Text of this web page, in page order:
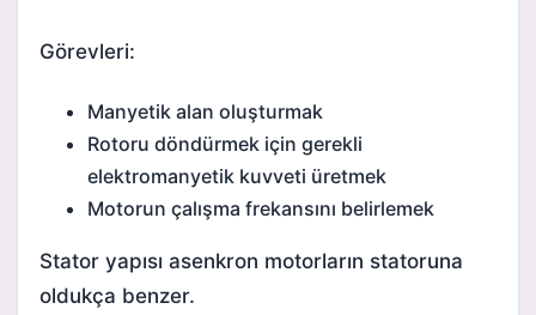
Görevleri:
Manyetik alan oluşturmak
Rotoru döndürmek için gerekli
elektromanyetik kuvveti üretmek
Motorun çalışma frekansını belirlemek
Stator yapısı asenkron motorların statoruna
oldukça benzer.